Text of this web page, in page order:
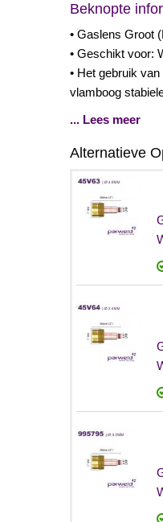
Beknopte
• Gaslens Groot
• Geschikt voor:
• Het gebruik
vlamboog
... Lees meer
Alternatieve